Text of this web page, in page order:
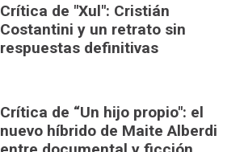
Crítica de "Xul": Cristián
Costantini y un retrato sin
respuestas definitivas
Crítica de “Un hijo propio": el
nuevo híbrido de Maite Alberdi